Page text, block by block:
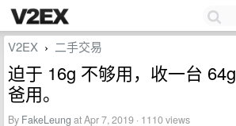
V2EX › 二手交易
迫于 16g 不够用，收一台
爸用。
By FakeLeung at Apr 7, 2019 · 1110 views